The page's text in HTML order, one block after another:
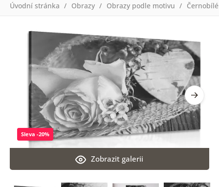
Úvodní stránka Obrazy Obrazy podle motivu
Zobrazit galerii
Sleva -20%